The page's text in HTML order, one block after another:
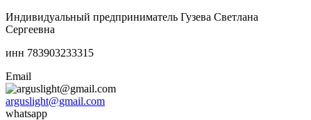
Индивидуальный предприниматель Гузева Светлана
Сергеевна
инн 783903233315
Email
arguslight@gmail.com
whatsapp